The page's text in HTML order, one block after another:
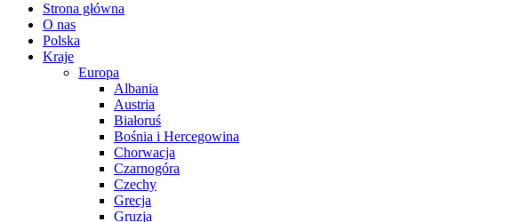
Strona główna
O nas
Polska
Kraje
Europa
Albania
Austria
Białoruś
Bośnia i Hercegowina
Chorwacja
Czarnogóra
Czechy
Grecja
Gruzja